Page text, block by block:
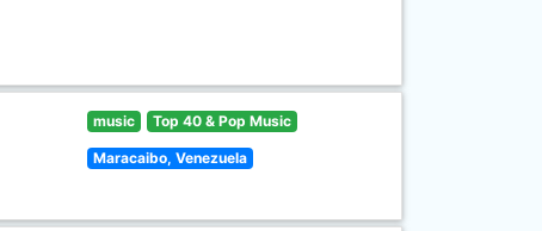
music Top 40 & Pop Music
Maracaibo, Venezuela